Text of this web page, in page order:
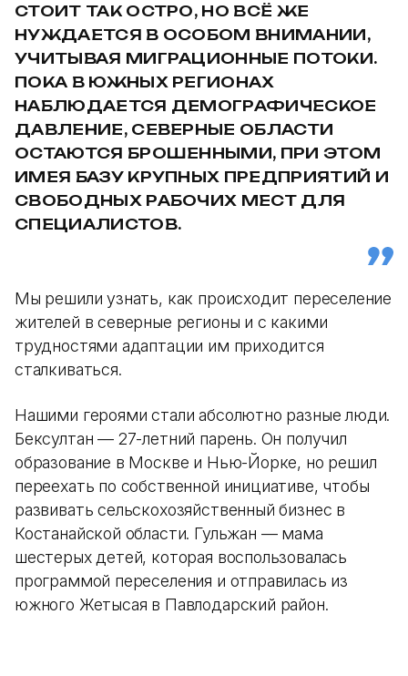
СТОИТ ТАК ОСТРО, НО ВСЁ ЖЕ
НУЖДАЕТСЯ В ОСОБОМ ВНИМАНИИ,
УЧИТЫВАЯ МИГРАЦИОННЫЕ ПОТОКИ.
ПОКА В ЮЖНЫХ РЕГИОНАХ
НАБЛЮДАЕТСЯ ДЕМОГРАФИЧЕСКОЕ
ДАВЛЕНИЕ, СЕВЕРНЫЕ ОБЛАСТИ
ОСТАЮТСЯ БРОШЕННЫМИ, ПРИ ЭТОМ
ИМЕЯ БАЗУ КРУПНЫХ ПРЕДПРИЯТИЙ И
СВОБОДНЫХ РАБОЧИХ МЕСТ ДЛЯ
СПЕЦИАЛИСТОВ.
Мы решили узнать, как происходит переселение
жителей в северные регионы и с какими
трудностями адаптации им приходится
сталкиваться.
Нашими героями стали абсолютно разные люди.
Бексултан — 27-летний парень. Он получил
образование в Москве и Нью-Йорке, но решил
переехать по собственной инициативе, чтобы
развивать сельскохозяйственный бизнес в
Костанайской области. Гульжан — мама
шестерых детей, которая воспользовалась
программой переселения и отправилась из
южного Жетысая в Павлодарский район.